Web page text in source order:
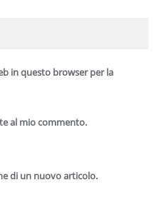
in questo browser per la
al mio commento.
di un nuovo articolo.